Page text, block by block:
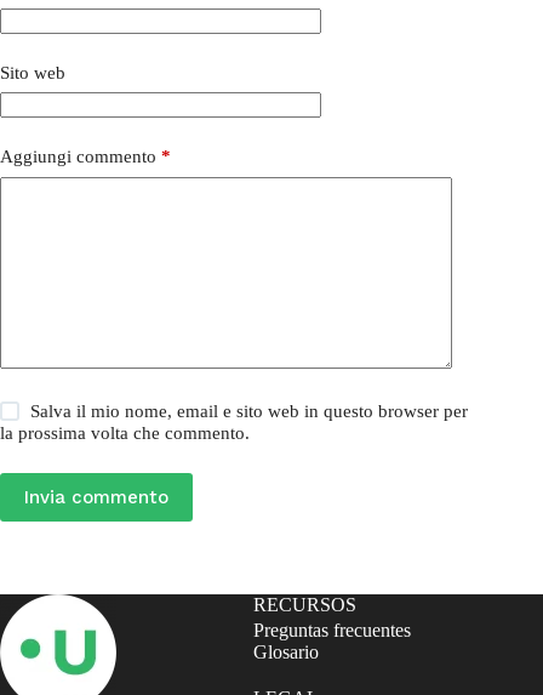
Sito web
Aggiungi commento *
Salva il mio nome, email e sito web in questo browser per
la prossima volta che commento.
Invia commento
RECURSOS
Preguntas frecuentes
Glosario